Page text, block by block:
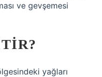
ve gevşemesi
yağları